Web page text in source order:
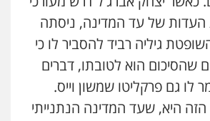
פלילי פשיעה חמורה צווארון לבן
אסף כהן
פשיעה חמורה סמים והימורים
העדות של עד המדינה, ניסתה
גיליה רביד להסביר לו כי
שהסיכום הוא לטובתו, דברים
לו גם פרקליטו שמשון וייס.
היא, שעד המדינה הנתנייתי
זהבי משרד עורכי דין
משפחה